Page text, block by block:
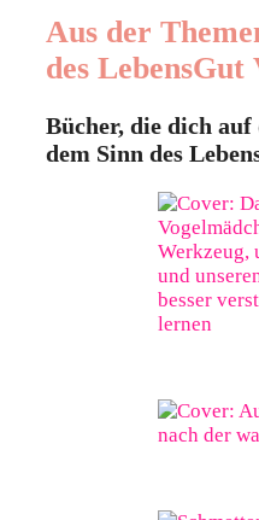
Aus der
des LebensGut
Bücher, die dich auf
dem Sinn des